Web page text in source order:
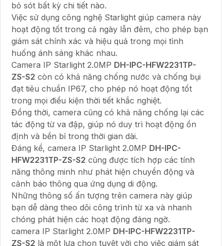
bỏ sót bất kỳ chi tiết nào.
Việc sử dụng công nghệ Starlight giúp camera này
hoạt động tốt trong cả ngày lẫn đêm, cho phép bạn
giám sát chính xác và hiệu quả trong mọi tình
huống ánh sáng khác nhau.
Camera IP Starlight 2.0MP DH-IPC-HFW2231TP-
ZS-S2 còn có khả năng chống nước và chống bụi
đạt tiêu chuẩn IP67, cho phép nó hoạt động tốt
trong mọi điều kiện thời tiết khắc nghiệt.
Đồng thời, camera cũng có khả năng chống lại các
tác động từ va đập, giúp nó duy trì hoạt động ổn
định và bền bỉ trong thời gian dài.
Đáng kể, camera IP Starlight 2.0MP DH-IPC-
HFW2231TP-ZS-S2 cũng được tích hợp các tính
năng thông minh như phát hiện chuyển động và
cảnh báo thông qua ứng dụng di động.
Những thông số ấn tượng trên camera này giúp
bạn dễ dàng theo dõi công trình từ xa và nhanh
chóng phát hiện các hoạt động đáng ngờ.
camera IP Starlight 2.0MP DH-IPC-HFW2231TP-
ZS-S2 là một lựa chọn tuyệt vời cho việc giám sát